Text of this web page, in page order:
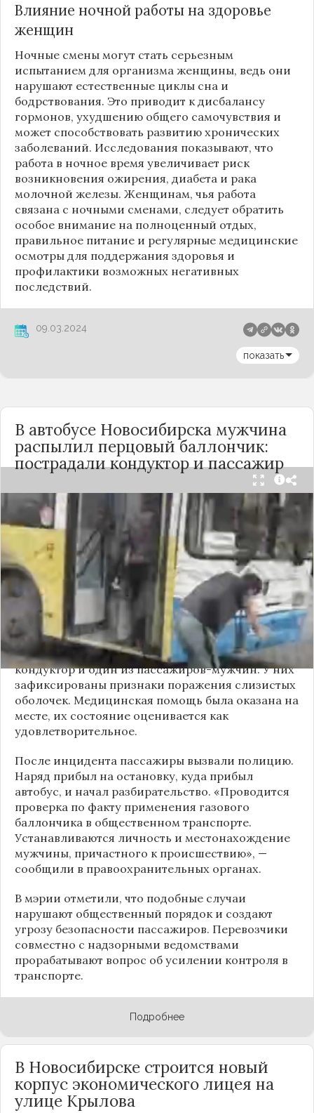
Влияние ночной работы на здоровье
женщин
Ночные смены могут стать серьезным
испытанием для организма женщины, ведь они
нарушают естественные циклы сна и
бодрствования. Это приводит к дисбалансу
гормонов, ухудшению общего самочувствия и
может способствовать развитию хронических
заболеваний. Исследования показывают, что
работа в ночное время увеличивает риск
возникновения ожирения, диабета и рака
молочной железы. Женщинам, чья работа
связана с ночными сменами, следует обратить
особое внимание на полноценный отдых,
правильное питание и регулярные медицинские
осмотры для поддержания здоровья и
профилактики возможных негативных
последствий.
09.03.2024
показать
В автобусе Новосибирска мужчина
распылил перцовый баллончик:
пострадали кондуктор и пассажир
Вечером 24 сентября в салоне автобуса маршрута
№18 в Новосибирске произошёл инцидент с
применением перцового баллончика. Как
сообщили очевидцы в
Telegram-канале
«Инцидент Новосибирск», неизвестный
мужчина с бородой сначала вступил в перепалку
с кондуктором, затем поссорился с другими
пассажирами. В ходе конфликта он достал
газовый баллончик и распылил его в салоне.
По предварительным данным, пострадали
кондуктор и один из пассажиров-мужчин. У них
зафиксированы признаки поражения слизистых
оболочек. Медицинская помощь была оказана на
месте, их состояние оценивается как
удовлетворительное.
После инцидента пассажиры вызвали полицию.
Наряд прибыл на остановку, куда прибыл
автобус, и начал разбирательство. «Проводится
проверка по факту применения газового
баллончика в общественном транспорте.
Устанавливаются личность и местонахождение
мужчины, причастного к происшествию», —
сообщили в правоохранительных органах.
В мэрии отметили, что подобные случаи
нарушают общественный порядок и создают
угрозу безопасности пассажиров. Перевозчики
совместно с надзорными ведомствами
прорабатывают вопрос об усилении контроля в
транспорте.
Подробнее
В Новосибирске строится новый
корпус экономического лицея на
улице Крылова